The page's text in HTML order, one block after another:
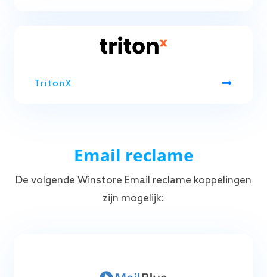
TritonX
Email reclame
De volgende Winstore Email reclame koppelingen
zijn mogelijk: